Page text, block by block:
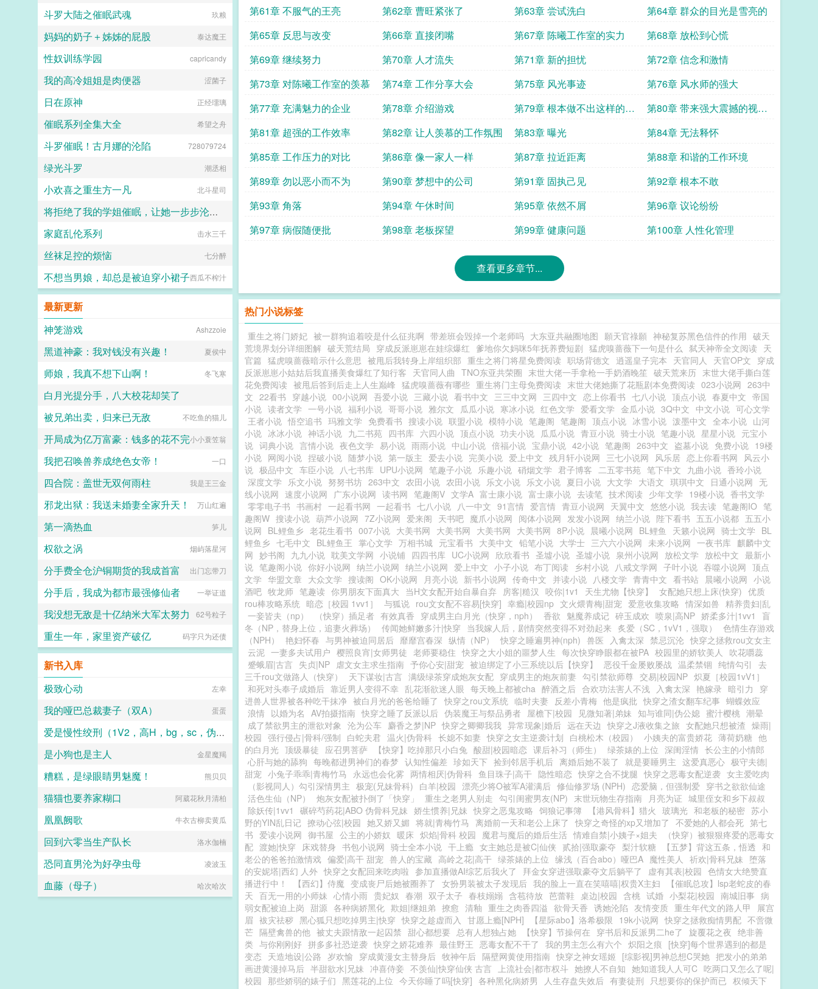
第61章 不服气的王亮
第62章 曹旺紧张了 第63章 尝试洗白
第64章 群众的目光是雪亮的
第65章 反思与改变
第66章 直接闭嘴 第67章 陈曦工作室的实力
第68章 放松到心慌
第69章 继续努力
第70章 人才流失 第71章 新的担忧
第72章 信念和激情
第73章 对陈曦工作室的羡慕
第74章 工作分享大会 第75章 风光事迹
第76章 风水师的强大
第77章 充满魅力的企业
第78章 介绍游戏
第79章 根本做不出这样的游
戏
第80章 带来强大震撼的视觉
冲击力
第81章 超强的工作效率 第82章 让人羡慕的工作氛围 第83章 曝光
第84章 无法释怀
第85章 工作压力的对比
第86章 像一家人一样 第87章 拉近距离
第88章 和谐的工作环境
第89章 勿以恶小而不为
第90章 梦想中的公司 第91章 固执己见
第92章 根本不敢
第93章 角落
第94章 午休时间 第95章 依然不屑
第96章 议论纷纷
第97章 病假随便批
第98章 老板探望 第99章 健康问题 第100章 人性化管理
查看更多章节...
热门小说标签
重生之将门娇妃 被一群狗追着咬是什么征兆啊 带差班会毁掉一个老师吗 大东亚共融圈地图 願天官祿願 神秘复苏黑色信件的作用 破天
荒境界划分详细图解 破天荒结局 穿成反派崽崽在娃综爆红 爹地你欠妈咪5年抚养费短剧 猛虎嗅蔷薇下一句是什么 弑天神帝全文阅读 天
官篇 猛虎嗅蔷薇暗示什么意思 被甩后我转身上岸组织部 重生之将门将星免费阅读 职场背德文 逍遥皇子完本 天官同人 天官OP文 穿成
反派崽崽小姑姑后我直播美食爆红了知行客 天官同人曲 TNO东亚共荣圈 末世大佬一手拿枪一手奶酒晚笙 破天荒来历 末世大佬手撕白莲
花免费阅读 被甩后答到后走上人生巅峰 猛虎嗅蔷薇有哪些 重生将门主母免费阅读 末世大佬她撕了花瓶剧本免费阅读 023小说网 263中
文 22看书 穿越小说 00小说网 吾爱小说 三藏小说 看书中文 三三中文网 三四中文 恋上你看书 七八小说 顶点小说 春夏中文 帝国
小说 读者文学 一号小说 福利小说 哥哥小说 雅尔文 瓜瓜小说 寒冰小说 红色文学 爱看文学 金瓜小说 3Q中文 中文小说 可心文学
王者小说 悟空追书 玛雅文学 免费看书 搜读小说 联盟小说 模特小说 笔趣阁 笔趣阁 顶点小说 冰雪小说 泼墨中文 全本小说 山河
小说 冰冰小说 神话小说 九二书苑 四书库 六四小说 顶点小说 功夫小说 瓜瓜小说 青豆小说 骑士小说 笔趣小说 星星小说 元宝小
说 词典小说 言情小说 夜色文学 易小说 雨雨小说 中山小说 倍福小说 宝鼎小说 42小说 笔趣阁 263中文 盗墓小说 免费小说 19楼
小说 网阅小说 捏破小说 随梦小说 第一版主 爱去小说 完美小说 爱上中文 残月轩小说网 三七小说网 风乐居 恋上你看书网
风云小
说 极品中文 车臣小说 八七书库 UPU小说网 笔趣子小说 乐趣小说 硝烟文学 君子博客 二五零书苑 笔下中文 九曲小说 香玲小说
深度文学 乐文小说 努努书坊 263中文 农田小说 农田小说 乐文小说 乐文小说 夏日小说 大文学 大语文 琪琪中文 日通小说网 无
线小说网 速度小说网 广东小说网 读书网 笔趣阁V 文学A 富士康小说 富士康小说 去读笔 技术阅读 少年文学 19楼小说 香书文学
零零电子书 书画村 一起看书网 一起看书 七八小说 八一中文 91言情 爱言情 青豆小说网 天翼中文 悠悠小说 我去读 笔趣阁IO 笔
趣阁W 搜读小说 葫芦小说网 7Z小说网 爱来阁 天书吧 魔爪小说网 阅体小说网 发发小说网 纳兰小说 陛下看书 五五小说都 五五小
说网 BL鲤鱼乡 老花生看书 007小说 大美书网 大美书网 大美书网 大美书网 8P小说 晨曦小说网 BL鲤鱼 天籁小说网 骑士文学 BL
鲤鱼乡 七毛中文 BL鲤鱼王 掌心文学 万相书城 元宝看书 大美中文 铅笔小说 大学士 三六六小说网 未来小说网 一夜书库 麒麟中文
网 妙书阁 九九小说 耽美文学网 小说铺 四四书库 UC小说网 欣欣看书 圣墟小说 圣墟小说 泉州小说网 放松文学 放松中文 最新小
说 笔趣阁小说 你好小说网 纳兰小说网 纳兰小说网 爱上中文 小子小说 布丁阅读 乡村小说 八戒文学网 子叶小说 吞噬小说网 顶点
文学 华盟文章 大众文学 搜读阁 OK小说网 月亮小说 新书小说网 传奇中文 并读小说 八楼文学 青青中文 看书站 晨曦小说网 小说
酒吧 牧龙师 笔趣读 你男朋友下面真大 当H文女配开始自暴自弃 房客|糙汉 咬你|1v1 天生尤物【快穿】 女配她只想上床(快穿) 优质
rou棒攻略系统 暗恋［校园 1vv1］ 与狐说 rou文女配不容易[快穿] 幸瘾|校园np 文火煨青梅|甜宠 爱意收集攻略 情深如兽 精养贵妇|乱
一妾皆夫（np）
（快穿）插足者 有效真香 穿成男主白月光（快穿，nph） 香欲 魅魔养成记 碎玉成欢 喷泉|高NP 娇柔多汁|1vv1
盲
冬（NP，替身上位，追妻火葬场）
传闻她鲜嫩多汁|快穿 当我嫁人后，剧情突然变得不对劲起来 炙爱（SC，1vV1，强取）
色情生存游戏
（NPH）
艳妇怀春 与男神被迫同居后 靡靡宫春深 纵情（NP） 快穿之睡遍男神(nph) 兽医 入禽太深 禁忌沉沦 快穿之拯救rou文女主
云泥 一妻多夫试用户 樱照良宵|女师男徒 老师要稳住 快穿之大小姐的噩梦人生 每次快穿睁眼都在被PA 校园里的娇软美人
吹花嚼蕊
蹙蛾眉|古言 失贞|NP 虐文女主求生指南 予你心安|甜宠 被迫绑定了小三系统以后【快穿】 恶役千金屡败屡战 温柔禁锢 纯情勾引
去
三千rou文做路人（快穿）
天下谋妆|古言 满级绿茶穿成炮灰女配 穿成男主的炮灰前妻 勾引禁欲师尊 交易|校园NP 炽夏［校园1vV1］
和死对头奉子成婚后 靠近男人变得不幸 乱花渐欲迷人眼 每天晚上都被cha 醉酒之后 合欢功法害人不浅 入禽太深 艳嫁录 暗引力
穿
进兽人世界被各种吃干抹净 被白月光的爸爸给睡了 快穿之rou文系统 临时夫妻 反差小青梅 他是疯批 快穿之渣女翻车纪事 蝴蝶效应
浪情 以婚为名 AV拍摄指南 快穿之睡了反派以后 伪装魔王与祭品勇者 屋檐下|校园 见微知著|弟妹 知与谁同|伪公媳 蜜汁樱桃 潮晕
成了禁欲男主的泄欲对象 沦为公车 麝香之梦|NP 快穿之卿卿我我 异常现象|婚后 远在天边 快穿之J液收集之旅 女配她只想被渣 燥雨|
校园 强行侵占|骨科/强制 白蛇夫君 温火|伪骨科 长媳不如妻 快穿之女主逆袭计划 白桃松木（校园） 小姨夫的富贵娇花 薄荷奶糖 他
的白月光 顶级暴徒 应召男菩萨 【快穿】吃掉那只小白兔 酸甜|校园暗恋 课后补习（师生） 绿茶婊的上位 深闺淫情 长公主的小情郎
心肝与她的舔狗 每晚都进男神们的春梦 认知性偏差 珍如天下 捡到邻居手机后 离婚后她不装了 就是要睡男主 这爱真恶心 极守夫德|
甜宠 小兔子乖乖|青梅竹马 永远也会化雾 两情相厌|伪骨科 鱼目珠子|高干 隐性暗恋 快穿之合不拢腿 快穿之恶毒女配逆袭 女主爱吃肉
（影视同人）勾引深情男主 极宠(兄妹骨科) 白羊|校园 漂亮少将O被军A灌满后 修仙修罗场 (NPH) 恋爱脑，但强制爱 穿书之欲欲仙途
活色生仙（NP）
炮灰女配被扑倒了「快穿」 重生之老男人别走 勾引闺蜜男友(NP) 末世玩物生存指南 月亮为证 城里侄女和乡下叔叔
除妖传|1vv1
碾碎芍药花|ABO 伪骨科兄妹 娇生惯养|兄妹 快穿之恶鬼攻略 饲狼记事簿 【港风骨科】猎火 玻璃光 和老板的秘密 苏小
野的YIN乱日记 撩动心弦|校园 她又娇又媚 将就|青梅竹马 离婚前一天和老公上床了 快穿之奇怪的xp又增加了 不爱她的人都会死 第七
书 爱读小说网 御书屋 公主的小娇奴 暖床 炽焰|骨科 校园 魔君与魔后的婚后生活 情难自禁|小姨子×姐夫
（快穿）被狠狠疼爱的恶毒女
配 渡她|快穿 床戏替身 书包小说网 骑士全本小说 干上瘾 女主她总是被C|仙侠 贰拾|强取豪夺 梨汁软糖 【五梦】背这五条，悟透 和
老公的爸爸拍激情戏 偏爱|高干 甜宠 兽人的宝藏 高岭之花|高干 绿茶婊的上位 缘浅（百合abo）哑巴A 魔性美人 祈欢|骨科兄妹 堕落
的安妮塔|西幻 人外 快穿之女配回来吃肉啦 参加直播做AI综艺后我火了 拜金女穿进强取豪夺文后躺平了 虚有其表|校园 色情女大绝赞直
播进行中！
【西幻】侍魔 变成丧尸后她被圈养了 女扮男装被太子发现后 我的脸上一直在笑嘻嘻|权贵X主妇
【催眠总攻】lsp老蛇皮的春
天 百无一用的小师妹 心情小雨 贵妃奴 春潮 双子太子 春枝嫋嫋 含苞待放 芭蕾鞋 桌边|校园 含桃 试婚 小梨花|校园 南城旧事 病
弱女配被迫上岗 甜源 各种病娇黑化 欺姐|继姐弟 撩愈 清釉 重生之肉香四溢 欲骨天香 诱她沦陷 友情变质 重生年代文的路人甲
展宫
眉 袚灾祛秽 黑心狐只想吃掉男主|快穿 快穿之趁虚而入 甘愿上瘾[NPH] 【星际abo】洛希极限 19k小说网 快穿之拯救痴情男配 不啻微
芒 隔壁禽兽的他 被丈夫跟情敌一起囚禁 甜心都想要 总有人想独占她 【快穿】节操何在 穿书后和反派男二he了 旋覆花之夜 绝非善
类 与你刚刚好 拼多多社恐逆袭 快穿之娇花难养 最佳野王 恶毒女配不干了 我的男主怎么有六个 炽阳之痕 [快穿]每个世界遇到的都是
变态 天造地设|公路 岁欢愉 穿成黄漫女主替身后 牧神午后 隔壁网黄使用指南 快穿之神女瑶姬 [综影视]男神总想C哭她 把发小的弟弟
画进黄漫掉马后 半甜欲水|兄妹 冲喜侍妾 不羡仙|快穿仙侠 古言 上流社会|都市权斗 她撩人不自知 她知道我人人可C 吃两口又怎么了呢|
校园 那些娇弱的婊子们 黑莲花的上位 今天你睡了吗[快穿] 各种黑化病娇男 人生存盘失效后 有妻徒刑 只想要你的保护而已 权倾天下
斗罗大陆之催眠武魂 玖粮
妈妈的奶子＋姊姊的屁股 泰达魔王
性奴训练学园 capricandy
我的高冷姐姐是肉便器 涩菌子
日在原神 正经璢璃
催眠系列全集大全 希望之舟
斗罗催眠！古月娜的沦陷 728079724
绿光斗罗 潮丞相
小欢喜之重生方一凡 北斗星司
将拒绝了我的学姐催眠，让她一步步沦陷为我的母狗（把背叛自己的学姐变成对自己忠心耿耿的母狗）
jiuliang
家庭乱伦系列 击水三千
丝袜足控的烦恼 七分醉
不想当男娘，却总是被迫穿小裙子西瓜不榨汁
最新更新
神笼游戏
Ashzzoie
黑道神豪：我对钱没有兴趣！ 夏侯中
师娘，我真不想下山啊！ 冬飞寒
白月光提分手，八大校花却笑了
睡不醒的张七七
被兄弟出卖，归来已无敌 不吃鱼的猫儿
开局成为亿万富豪：钱多的花不完小小蓑笠翁
我把召唤兽养成绝色女帝！ 一口
四合院：盖世无双何雨柱 我是王三金
邪龙出狱：我送未婚妻全家升天！ 万山红遍
第一滴热血 笋儿
权欲之涡 烟屿落星河
分手费全仓沪铜期货的我成首富 出门忘带刀
分手后，我成为都市最强修仙者 一举证道
我没想无敌是十亿纳米大军太努力 62号粒子
重生一年，家里资产破亿 码字只为还债
新书入库
极致心动
左幸
我的哑巴总裁妻子（双A） 蛋蛋
爱是慢性绞刑（1V2，高H，bg，sc，伪骨科）
龙华
是小狗也是主人 金星魔羯
糟糕，是绿眼睛男魅魔！ 熊贝贝
猫猫也要养家糊口 阿葳花秋月清柏
凰凰阙歌 牛衣古柳卖黄瓜
回到六零当生产队长 洛水伽楠
恐同直男沦为好孕虫母 凌波玉
血藤（母子） 哈次哈次